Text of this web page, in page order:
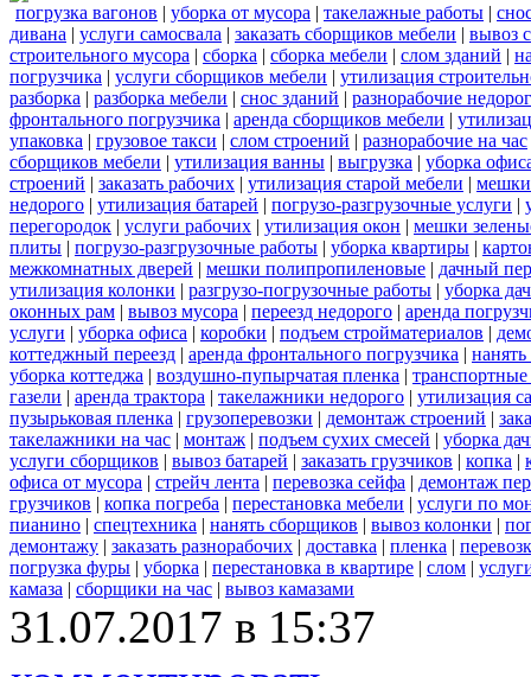
погрузка вагонов | уборка от мусора | такелажные работы |
дивана | услуги самосвала | заказать сборщиков мебели | вывоз
строительного мусора | сборка | сборка мебели | слом зданий |
погрузчика | услуги сборщиков мебели | утилизация
разборка | разборка мебели | снос зданий | разнорабочие
фронтального погрузчика | аренда сборщиков мебели |
упаковка | грузовое такси | слом строений | разнорабочие на час
сборщиков мебели | утилизация ванны | выгрузка | уборка
строений | заказать рабочих | утилизация старой мебели |
недорого | утилизация батарей | погрузо-разгрузочные услуги |
перегородок | услуги рабочих | утилизация окон | мешки
плиты | погрузо-разгрузочные работы | уборка квартиры |
межкомнатных дверей | мешки полипропиленовые | дачный
утилизация колонки | разгрузо-погрузочные работы | уборка
оконных рам | вывоз мусора | переезд недорого | аренда
услуги | уборка офиса | коробки | подъем стройматериалов |
коттеджный переезд | аренда фронтального погрузчика |
уборка коттеджа | воздушно-пупырчатая пленка | транспортные
газели | аренда трактора | такелажники недорого | утилизация
пузырьковая пленка | грузоперевозки | демонтаж строений |
такелажники на час | монтаж | подъем сухих смесей | уборка
услуги сборщиков | вывоз батарей | заказать грузчиков | копка |
офиса от мусора | стрейч лента | перевозка сейфа | демонтаж
грузчиков | копка погреба | перестановка мебели | услуги по
пианино | спецтехника | нанять сборщиков | вывоз колонки |
демонтажу | заказать разнорабочих | доставка | пленка |
погрузка фуры | уборка | перестановка в квартире | слом |
камаза | сборщики на час | вывоз камазами
31.07.2017 в 15:37